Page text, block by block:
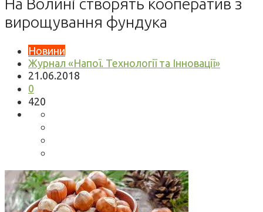
На Волині створять кооператив з
вирощування фундука
Новини
Журнал «Напої. Технології та Інновації»
21.06.2018
0
420